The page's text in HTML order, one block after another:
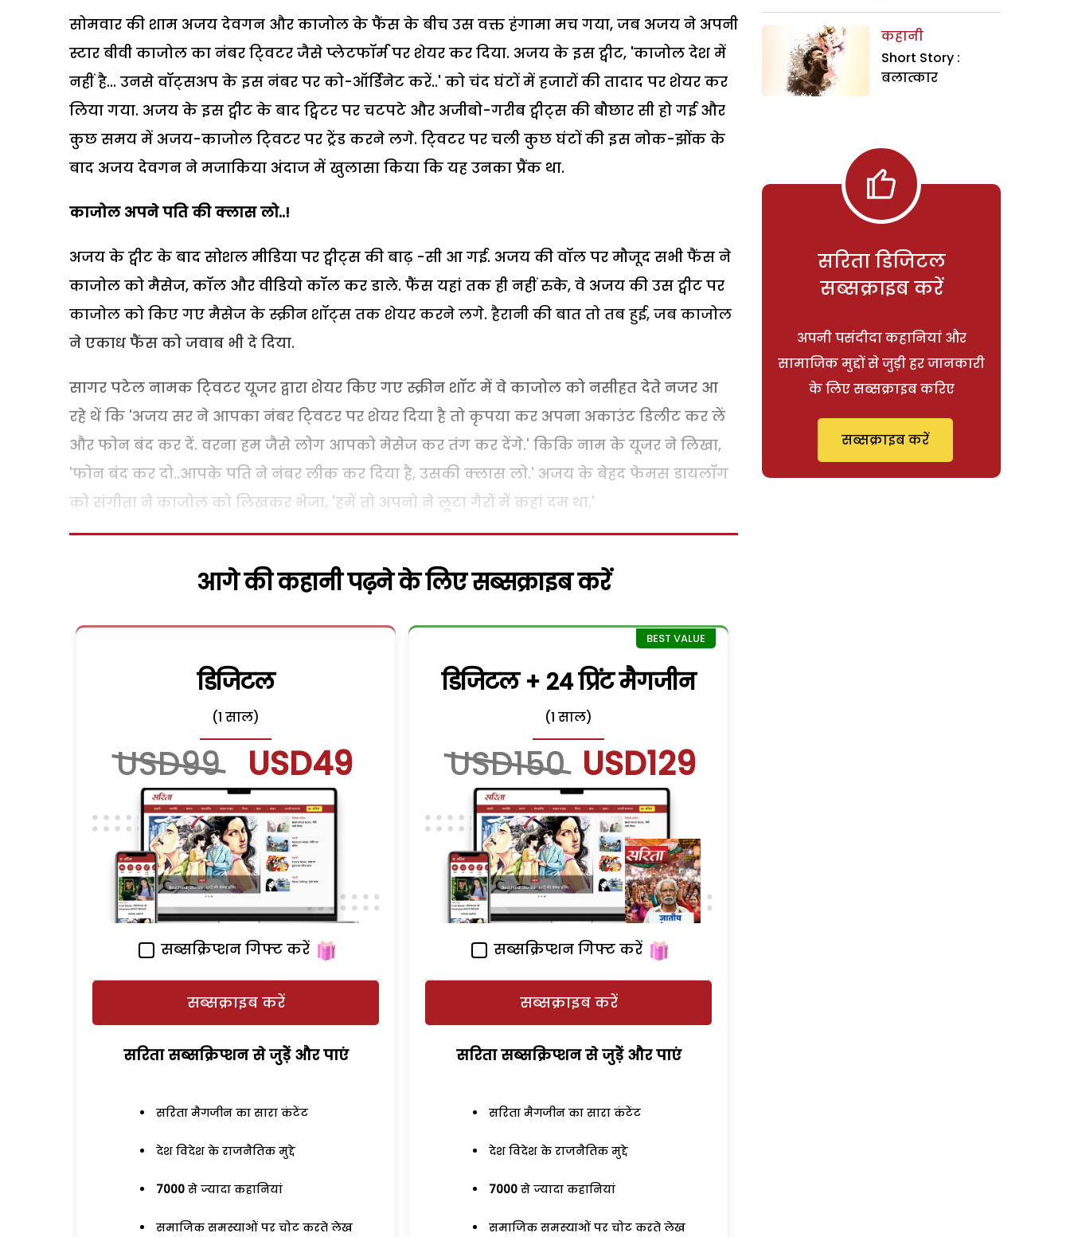
सोमवार की शाम अजय देवगन और काजोल के फैंस के बीच उस वक्त हंगामा मच गया, जब अजय ने अपनी
स्टार बीवी काजोल का नंबर टि्वटर जैसे प्लेटफॉर्म पर शेयर कर दिया. अजय के इस ट्वीट, 'काजोल देश में
नहीं है... उनसे वॉट्सअप के इस नंबर पर को-ऑर्डिनेट करें..' को चंद घंटों में हजारों की तादाद पर शेयर कर
लिया गया. अजय के इस ट्वीट के बाद ट्विटर पर चटपटे और अजीबो-गरीब ट्वीट्स की बौछार सी हो गई और
कुछ समय में अजय-काजोल टि्वटर पर ट्रेंड करने लगे. टि्वटर पर चली कुछ घंटों की इस नोक-झोंक के
बाद अजय देवगन ने मजाकिया अंदाज में खुलासा किया कि यह उनका प्रैंक था.
काजोल अपने पति की क्लास लो..!
अजय के ट्वीट के बाद सोशल मीडिया पर ट्वीट्स की बाढ़ -सी आ गई. अजय की वॉल पर मौजूद सभी फैंस ने
काजोल को मैसेज, कॉल और वीडियो कॉल कर डाले. फैंस यहां तक ही नहीं रुके, वे अजय की उस ट्वीट पर
काजोल को किए गए मैसेज के स्क्रीन शॉट्स तक शेयर करने लगे. हैरानी की बात तो तब हुई, जब काजोल
ने एकाध फैंस को जवाब भी दे दिया.
सागर पटेल नामक टि्वटर यूजर द्वारा शेयर किए गए स्क्रीन शॉट में वे काजोल को नसीहत देते नजर आ
रहे थें कि 'अजय सर ने आपका नंबर टि्वटर पर शेयर दिया है तो कृपया कर अपना अकाउंट डिलीट कर लें
और फोन बंद कर दें. वरना हम जैसे लोग आपको मेसेज कर तंग कर देंगे.' किकि नाम के यूजर ने लिखा,
'फोन बंद कर दो..आपके पति ने नंबर लीक कर दिया है, उसकी क्लास लो.' अजय के बेहद फेमस डायलॉग
को संगीता ने काजोल को लिखकर भेजा, 'हमें तो अपनो ने लूटा गैरों में कहां दम था.'
आगे की कहानी पढ़ने के लिए सब्सक्राइब करें
डिजिटल
(1 साल)
USD99 USD49
सब्सक्रिप्शन गिफ्ट करें
सब्सक्राइब करें
सरिता सब्सक्रिप्शन से जुड़ेें और पाएं
सरिता मैगजीन का सारा कंटेंट
देश विदेश के राजनैतिक मुद्दे
7000 से ज्यादा कहानियां
समाजिक समस्याओं पर चोट करते लेख
डिजिटल + 24 प्रिंट मैगजीन
(1 साल)
USD150 USD129
सब्सक्रिप्शन गिफ्ट करें
सब्सक्राइब करें
सरिता सब्सक्रिप्शन से जुड़ेें और पाएं
सरिता मैगजीन का सारा कंटेंट
देश विदेश के राजनैतिक मुद्दे
7000 से ज्यादा कहानियां
समाजिक समस्याओं पर चोट करते लेख
कहानी
Short Story :
बलात्कार
सरिता डिजिटल
सब्सक्राइब करें
अपनी पसंदीदा कहानियां और
सामाजिक मुद्दों से जुड़ी हर जानकारी
के लिए सब्सक्राइब करिए
सब्सक्राइब करें